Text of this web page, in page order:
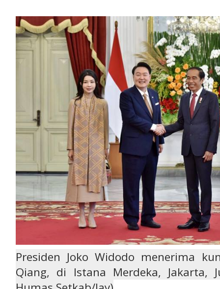
Presiden Joko Widodo menerima
Qiang, di Istana Merdeka, Jakarta,